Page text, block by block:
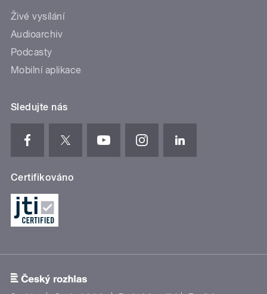
Živé vysílání
Audioarchiv
Podcasty
Mobilní aplikace
Sledujte nás
Certifikováno